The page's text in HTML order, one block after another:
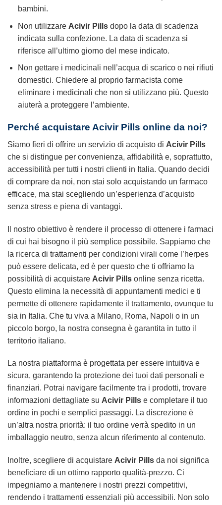
bambini.
Non utilizzare Acivir Pillsdopo la data di scadenza
indicata sulla confezione. La data di scadenza si
riferisce all’ultimo giorno del mese indicato.
Non gettare i medicinali nell’acqua di scarico o nei rifiuti
domestici. Chiedere al proprio farmacista come
eliminare i medicinali che non si utilizzano più. Questo
aiuterà a proteggere l’ambiente.
Perché acquistare Acivir Pills online da noi?
Siamo fieri di offrire un servizio di acquisto di Acivir Pills
che si distingue per convenienza, affidabilità e, soprattutto,
accessibilità per tutti i nostri clienti in Italia. Quando decidi
di comprare da noi, non stai solo acquistando un farmaco
efficace, ma stai scegliendo un’esperienza d’acquisto
senza stress e piena di vantaggi.
Il nostro obiettivo è rendere il processo di ottenere i farmaci
di cui hai bisogno il più semplice possibile. Sappiamo che
la ricerca di trattamenti per condizioni virali come l’herpes
può essere delicata, ed è per questo che ti offriamo la
possibilità di acquistare Acivir Pills online senza ricetta.
Questo elimina la necessità di appuntamenti medici e ti
permette di ottenere rapidamente il trattamento, ovunque tu
sia in Italia. Che tu viva a Milano, Roma, Napoli o in un
piccolo borgo, la nostra consegna è garantita in tutto il
territorio italiano.
La nostra piattaforma è progettata per essere intuitiva e
sicura, garantendo la protezione dei tuoi dati personali e
finanziari. Potrai navigare facilmente tra i prodotti, trovare
informazioni dettagliate su Acivir Pills e completare il tuo
ordine in pochi e semplici passaggi. La discrezione è
un’altra nostra priorità: il tuo ordine verrà spedito in un
imballaggio neutro, senza alcun riferimento al contenuto.
Inoltre, scegliere di acquistare Acivir Pills da noi significa
beneficiare di un ottimo rapporto qualità-prezzo. Ci
impegniamo a mantenere i nostri prezzi competitivi,
rendendo i trattamenti essenziali più accessibili. Non solo